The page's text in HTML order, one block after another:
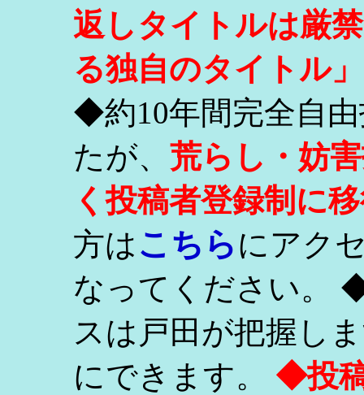
返しタイトルは厳
る独自のタイトル
◆約10年間完全自
たが、 荒らし・妨
く投稿者登録制に
方はこちらにアク
なってください。
スは戸田が把握し
にできます。 ◆投